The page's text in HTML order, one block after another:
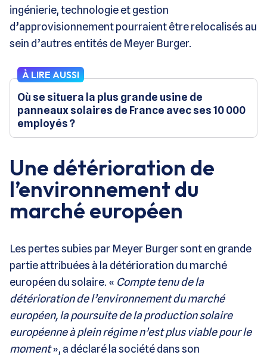
ingénierie, technologie et gestion
d’approvisionnement pourraient être relocalisés au
sein d’autres entités de Meyer Burger.
À LIRE AUSSI
Où se situera la plus grande usine de
panneaux solaires de France avec ses 10 000
employés ?
Une détérioration de
l’environnement du
marché européen
Les pertes subies par Meyer Burger sont en grande
partie attribuées à la détérioration du marché
européen du solaire. « Compte tenu de la
détérioration de l’environnement du marché
européen, la poursuite de la production solaire
européenne à plein régime n’est plus viable pour le
moment», a déclaré la société dans son